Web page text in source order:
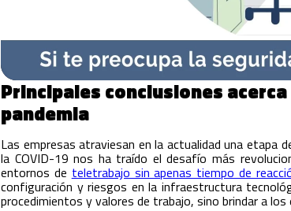
Principales conclusiones
pandemia
Las empresas atraviesan en la actualidad una etapa
la COVID-19 nos ha traído el desafío más
entornos de teletrabajo sin apenas tiempo de
configuración y riesgos en la infraestructura
procedimientos y valores de trabajo, sino brindar a